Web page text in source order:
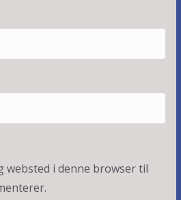
websted i denne browser til